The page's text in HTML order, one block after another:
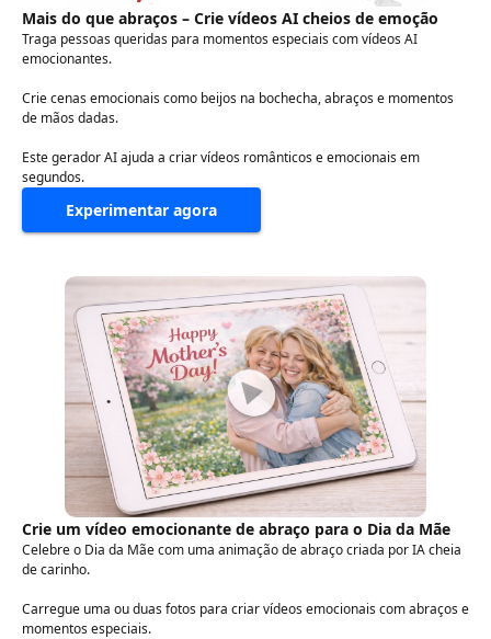
Mais do que abraços – Crie vídeos AI cheios de emoção
Traga pessoas queridas para momentos especiais com vídeos AI
emocionantes.
Crie cenas emocionais como beijos na bochecha, abraços e momentos
de mãos dadas.
Este gerador AI ajuda a criar vídeos românticos e emocionais em
segundos.
Experimentar agora
Crie um vídeo emocionante de abraço para o Dia da Mãe
Celebre o Dia da Mãe com uma animação de abraço criada por IA cheia
de carinho.
Carregue uma ou duas fotos para criar vídeos emocionais com abraços e
momentos especiais.